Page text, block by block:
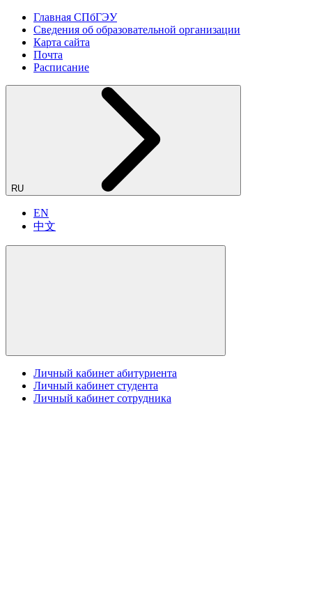
Главная СПбГЭУ
Сведения об образовательной организации
Карта сайта
Почта
Расписание
RU
EN
中文
Личный кабинет абитуриента
Личный кабинет студента
Личный кабинет сотрудника